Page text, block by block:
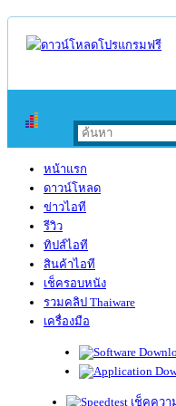
หน้าแรก
ดาวน์โหลด
ข่าวไอที
รีวิว
ทิปส์ไอที
สินค้าไอที
เช็ครอบหนัง
รวมคลิป Thaiware
เครื่องมือ
เช็คควา